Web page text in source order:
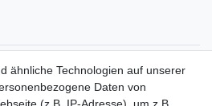
ähnliche Technologien auf unserer
Daten von